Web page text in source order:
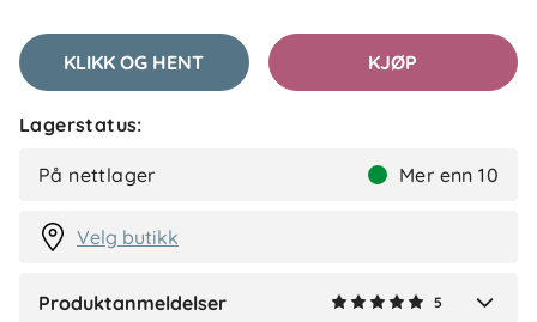
KLIKK OG HENT KJØP
Lagerstatus:
På nettlager Mer enn 10
Velg butikk
Produktanmeldelser 5
1 måned siden
L